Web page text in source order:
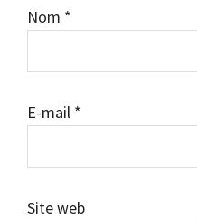
Nom *
E-mail *
Site web